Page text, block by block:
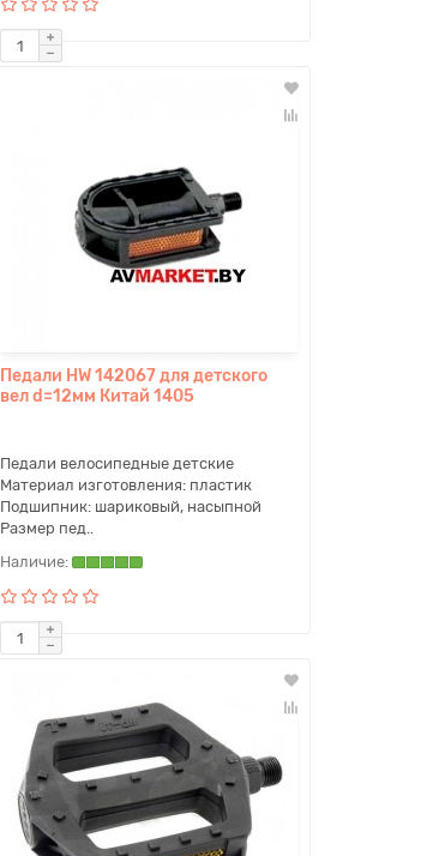
Педали HW 142067 для детского
вел d=12мм Китай 1405
Педали велосипедные детские
Материал изготовления: пластик
Подшипник: шариковый, насыпной
Размер пед..